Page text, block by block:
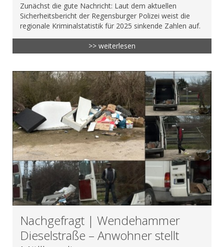
Zunächst die gute Nachricht: Laut dem aktuellen
Sicherheitsbericht der Regensburger Polizei weist die
regionale Kriminalstatistik für 2025 sinkende Zahlen auf.
>> weiterlesen
Nachgefragt | Wendehammer
Dieselstraße – Anwohner stellt